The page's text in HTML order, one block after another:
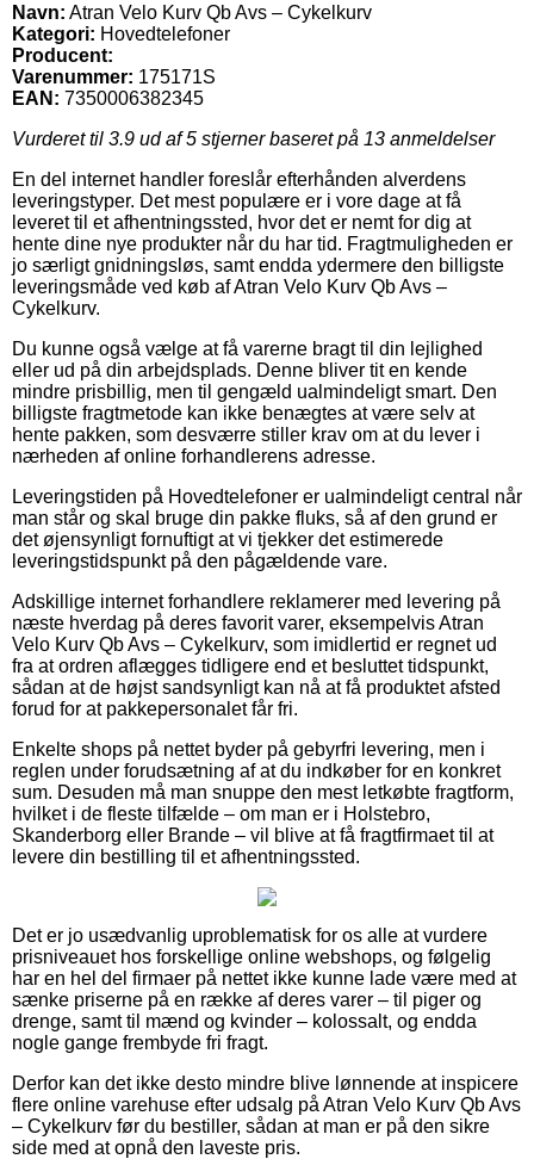
Navn: Atran Velo Kurv Qb Avs – Cykelkurv
Kategori: Hovedtelefoner
Producent:
Varenummer: 175171S
EAN: 7350006382345
Vurderet til 3.9 ud af 5 stjerner baseret på 13 anmeldelser
En del internet handler foreslår efterhånden alverdens
leveringstyper. Det mest populære er i vore dage at få
leveret til et afhentningssted, hvor det er nemt for dig at
hente dine nye produkter når du har tid. Fragtmuligheden er
jo særligt gnidningsløs, samt endda ydermere den billigste
leveringsmåde ved køb af Atran Velo Kurv Qb Avs –
Cykelkurv.
Du kunne også vælge at få varerne bragt til din lejlighed
eller ud på din arbejdsplads. Denne bliver tit en kende
mindre prisbillig, men til gengæld ualmindeligt smart. Den
billigste fragtmetode kan ikke benægtes at være selv at
hente pakken, som desværre stiller krav om at du lever i
nærheden af online forhandlerens adresse.
Leveringstiden på Hovedtelefoner er ualmindeligt central når
man står og skal bruge din pakke fluks, så af den grund er
det øjensynligt fornuftigt at vi tjekker det estimerede
leveringstidspunkt på den pågældende vare.
Adskillige internet forhandlere reklamerer med levering på
næste hverdag på deres favorit varer, eksempelvis Atran
Velo Kurv Qb Avs – Cykelkurv, som imidlertid er regnet ud
fra at ordren aflægges tidligere end et besluttet tidspunkt,
sådan at de højst sandsynligt kan nå at få produktet afsted
forud for at pakkepersonalet får fri.
Enkelte shops på nettet byder på gebyrfri levering, men i
reglen under forudsætning af at du indkøber for en konkret
sum. Desuden må man snuppe den mest letkøbte fragtform,
hvilket i de fleste tilfælde – om man er i Holstebro,
Skanderborg eller Brande – vil blive at få fragtfirmaet til at
levere din bestilling til et afhentningssted.
Det er jo usædvanlig uproblematisk for os alle at vurdere
prisniveauet hos forskellige online webshops, og følgelig
har en hel del firmaer på nettet ikke kunne lade være med at
sænke priserne på en række af deres varer – til piger og
drenge, samt til mænd og kvinder – kolossalt, og endda
nogle gange frembyde fri fragt.
Derfor kan det ikke desto mindre blive lønnende at inspicere
flere online varehuse efter udsalg på Atran Velo Kurv Qb Avs
– Cykelkurv før du bestiller, sådan at man er på den sikre
side med at opnå den laveste pris.